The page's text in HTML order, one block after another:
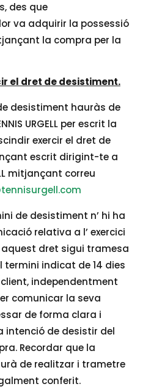
des que
va adquirir la possessió
la compra per la
el dret de desistiment.
desistiment hauràs de
URGELL per escrit la
exercir el dret de
escrit dirigint-te a
mitjançant correu
de desistiment n’ hi ha
relativa a l’ exercici
aquest dret sigui tramesa
termini indicat de 14 dies
independentment
comunicar la seva
de forma clara i
intenció de desistir del
Recordar que la
de realitzar i trametre
conferit.